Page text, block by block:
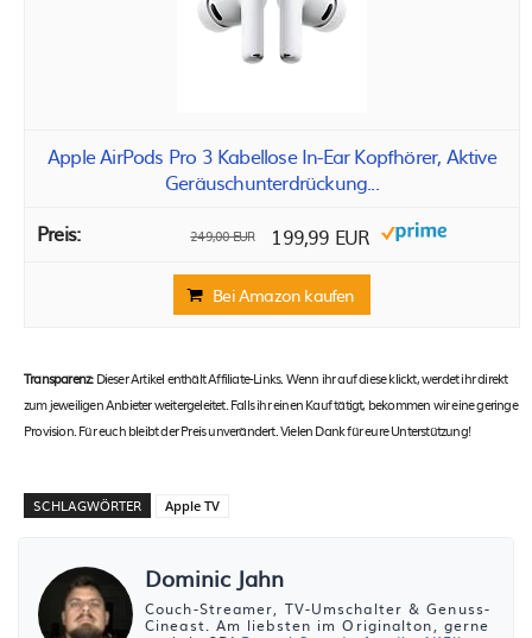
Apple AirPods Pro 3 Kabellose In‑Ear Kopfhörer, Aktive
Geräuschunterdrückung...
249,00 EUR 199,99 EUR
Bei Amazon kaufen
Transparenz:Dieser Artikel enthält Affiliate-Links. Wenn ihr auf diese klickt, werdet ihr direkt
zum jeweiligen Anbieter weitergeleitet. Falls ihr einen Kauf tätigt, bekommen wir eine geringe
Provision. Für euch bleibt der Preis unverändert. Vielen Dank für eure Unterstützung!
SCHLAGWÖRTER Apple TV
Dominic Jahn
Couch-Streamer, TV-Umschalter & Genuss-
Cineast. Am liebsten im Originalton, gerne